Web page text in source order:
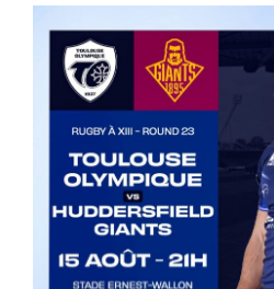
Luke Hooley
Connor Wynne
Eliot Peposhi
Leon Ruan
TOTAL (17 JOUEURS) 1040
POSSESSION (%)